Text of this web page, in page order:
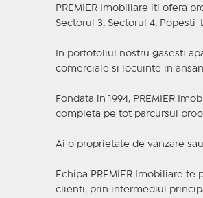
PREMIER Imobiliare iti ofera
Sectorul 3, Sectorul 4,
In portofoliul nostru gasesti
comerciale si locuinte in
Fondata in 1994, PREMIER
completa pe tot parcursul
Ai o proprietate de vanzare
Echipa PREMIER Imobiliare
clienti, prin intermediul